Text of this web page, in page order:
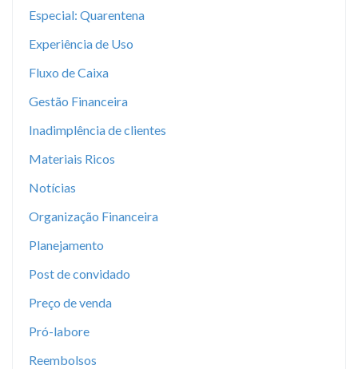
Especial: Quarentena
Experiência de Uso
Fluxo de Caixa
Gestão Financeira
Inadimplência de clientes
Materiais Ricos
Notícias
Organização Financeira
Planejamento
Post de convidado
Preço de venda
Pró-labore
Reembolsos